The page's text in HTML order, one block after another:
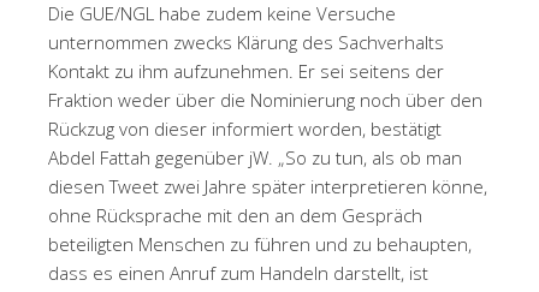
Die GUE/NGL habe zudem keine Versuche
unternommen zwecks Klärung des Sachverhalts
Kontakt zu ihm aufzunehmen. Er sei seitens der
Fraktion weder über die Nominierung noch über den
Rückzug von dieser informiert worden, bestätigt
Abdel Fattah gegenüber jW. „So zu tun, als ob man
diesen Tweet zwei Jahre später interpretieren könne,
ohne Rücksprache mit den an dem Gespräch
beteiligten Menschen zu führen und zu behaupten,
dass es einen Anruf zum Handeln darstellt, ist